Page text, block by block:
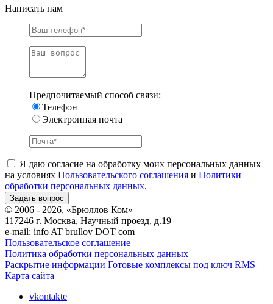
Написать нам
Предпочитаемый способ связи:
Телефон
Электронная почта
Я даю согласие на обработку моих персональных данных
на условиях Пользовательского соглашения и Политики
обработки персональных данных.
© 2006 - 2026, «Брюллов Ком»
117246 г. Москва, Научный проезд, д.19
e-mail: info AT brullov DOT com
Пользовательское соглашение
Политика обработки персональных данных
Раскрытие информации Готовые комплексы под ключ RMS
Карта сайта
vkontakte